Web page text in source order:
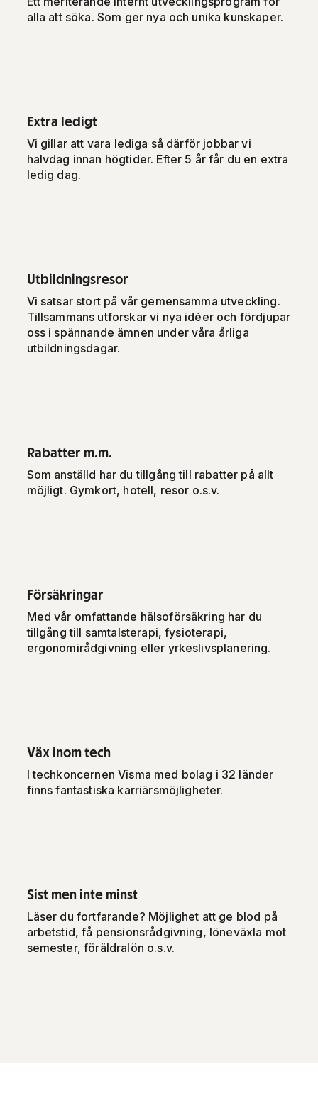
alla att söka. Som ger nya och unika kunskaper.
Extra ledigt
Vi gillar att vara lediga så därför jobbar vi
halvdag innan högtider. Efter 5 år får du en extra
ledig dag.
Utbildningsresor
Vi satsar stort på vår gemensamma utveckling.
Tillsammans utforskar vi nya idéer och fördjupar
oss i spännande ämnen under våra årliga
utbildningsdagar.
Rabatter m.m.
Som anställd har du tillgång till rabatter på allt
möjligt. Gymkort, hotell, resor o.s.v.
Försäkringar
Med vår omfattande hälsoförsäkring har du
tillgång till samtalsterapi, fysioterapi,
ergonomirådgivning eller yrkeslivsplanering.
Väx inom tech
I techkoncernen Visma med bolag i 32 länder
finns fantastiska karriärsmöjligheter.
Sist men inte minst
Läser du fortfarande? Möjlighet att ge blod på
arbetstid, få pensionsrådgivning, löneväxla mot
semester, föräldralön o.s.v.